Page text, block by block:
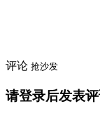
评论 抢沙发
请登录后发表